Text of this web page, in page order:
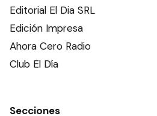
Editorial El Dia SRL
Edición Impresa
Ahora Cero Radio
Club El Día
Secciones